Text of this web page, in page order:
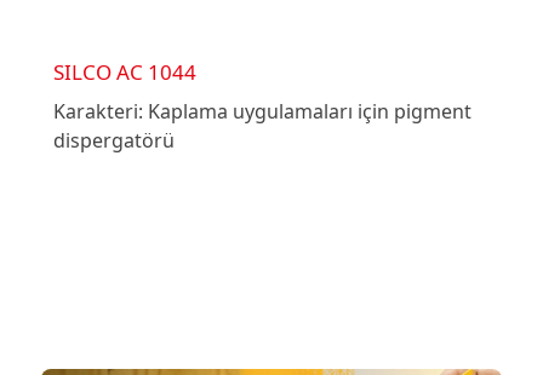
SILCO AC 1044
Karakteri: Kaplama uygulamaları için pigment
dispergatörü